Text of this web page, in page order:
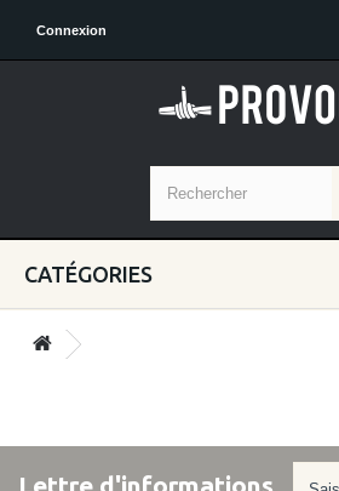
Connexion
CATÉGORIES
Lettre d'informations